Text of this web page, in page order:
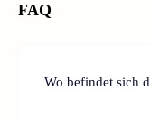
FAQ
Wo befindet sich